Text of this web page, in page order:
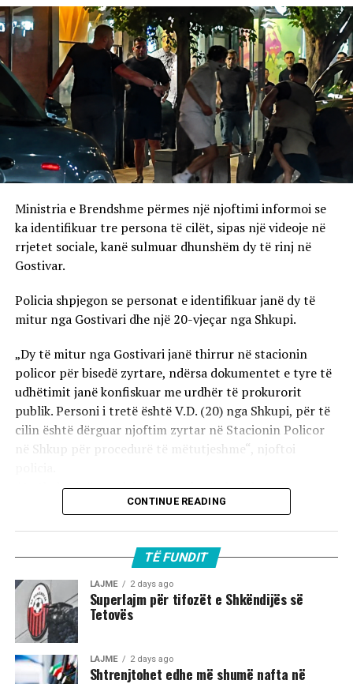
Ministria e Brendshme përmes një njoftimi informoi se
ka identifikuar tre persona të cilët, sipas një videoje në
rrjetet sociale, kanë sulmuar dhunshëm dy të rinj në
Gostivar.
Policia shpjegon se personat e identifikuar janë dy të
mitur nga Gostivari dhe një 20-vjeçar nga Shkupi.
„Dy të mitur nga Gostivari janë thirrur në stacionin
policor për bisedë zyrtare, ndërsa dokumentet e tyre të
udhëtimit janë konfiskuar me urdhër të prokurorit
publik. Personi i tretë është V.D. (20) nga Shkupi, për të
cilin është dërguar njoftim zyrtar në Stacionin Policor
në Shkup për procedurë të mëtutjeshme“, njoftoi
Ata theksojnë se ndaj të treve do të zbatohet një
procedurë e përshpejtuar para gjykatës sapo të
autoriteteve, sulmi ka ndodhur në orët e para të
mëngjesit të 2 gushtit në rrugën „Borçe Jovanoski“, ku
dy të rinj janë goditur me mjete dhe shkopinj druri.
Në rrjetet sociale u shfaq një video-incizim shqetësues
nga Gostivari, në të cilin shfaqet një përleshje e ashpër
fizike mes një grupi më të madh të rinjsh.
CONTINUE READING
TË FUNDIT
LAJME 2 days ago
Superlajm për tifozët e Shkëndijës së
Tetovës
LAJME 2 days ago
Shtrenjtohet edhe më shumë nafta në